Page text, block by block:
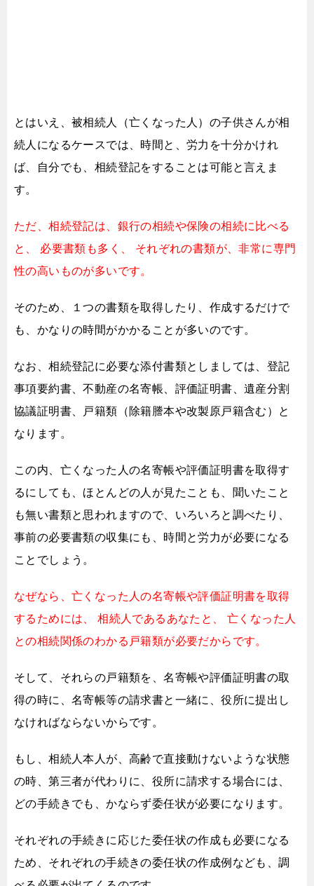
とはいえ、被相続人（亡くなった人）の子供さんが相
続人になるケースでは、 時間と、労力を十分かけれ
ば、
自分でも、相続登記をすることは可能と言えま
す。
ただ、相続登記は、銀行の相続や保険の相続に比べる
と、
必要書類も多く、
それぞれの書類が、非常に専門
性の高いものが多いです。
そのため、１つの書類を取得したり、作成するだけで
も、 かなりの時間がかかることが多いのです。
なお、相続登記に必要な添付書類としましては、 登記
事項要約書、不動産の名寄帳、評価証明書、 遺産分割
協議証明書、戸籍類（除籍謄本や改製原戸籍含む）と
なります。
この内、亡くなった人の名寄帳や評価証明書を取得す
るにしても、 ほとんどの人が見たことも、聞いたこと
も無い書類と思われますので、 いろいろと調べたり、
事前の必要書類の収集にも、 時間と労力が必要になる
ことでしょう。
なぜなら、亡くなった人の名寄帳や評価証明書を取得
するためには、
相続人であるあなたと、
亡くなった人
との相続関係のわかる戸籍類が必要だからです。
そして、それらの戸籍類を、名寄帳や評価証明書の取
得の時に、 名寄帳等の請求書と一緒に、役所に提出し
なければならないからです。
もし、相続人本人が、高齢で直接動けないような状態
の時、第三者が代わりに、役所に請求する場合には、
どの手続きでも、かならず委任状が必要になります。
それぞれの手続きに応じた委任状の作成も必要になる
ため、 それぞれの手続きの委任状の作成例なども、調